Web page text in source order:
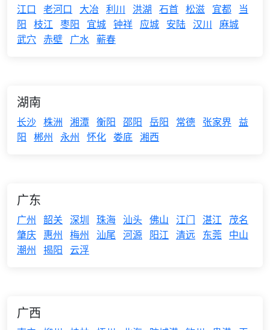
江口
老河口 大冶 利川 洪湖 石首 松滋 宜都
当
阳 枝江 枣阳 宜城 钟祥 应城 安陆 汉川 麻城
武穴 赤壁 广水 蕲春
湖南
长沙 株洲 湘潭 衡阳 邵阳 岳阳 常德 张家界
益
阳 郴州 永州 怀化 娄底 湘西
广东
广州 韶关 深圳 珠海 汕头 佛山 江门 湛江
茂名
肇庆 惠州 梅州 汕尾 河源 阳江 清远 东莞 中山
潮州 揭阳 云浮
广西